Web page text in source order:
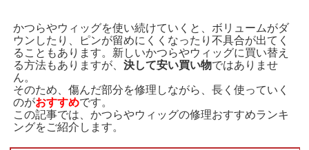
かつらやウィッグを使い続けていくと、ボリュームがダ
ウンしたり、ピンが留めにくくなったり不具合が出てく
ることもあります。新しいかつらやウィッグに買い替え
る方法もありますが、決して安い買い物ではありませ
ん。
そのため、傷んだ部分を修理しながら、長く使っていく
のがおすすめです。
この記事では、かつらやウィッグの修理おすすめランキ
ングをご紹介します。